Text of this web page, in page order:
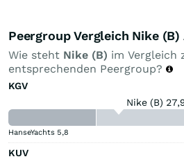
Peergroup Vergleich Nike
Wie steht Nike (B) im Vergleich
entsprechenden Peergroup?
KGV
Nike (B)
HanseYachts 5,8
KUV